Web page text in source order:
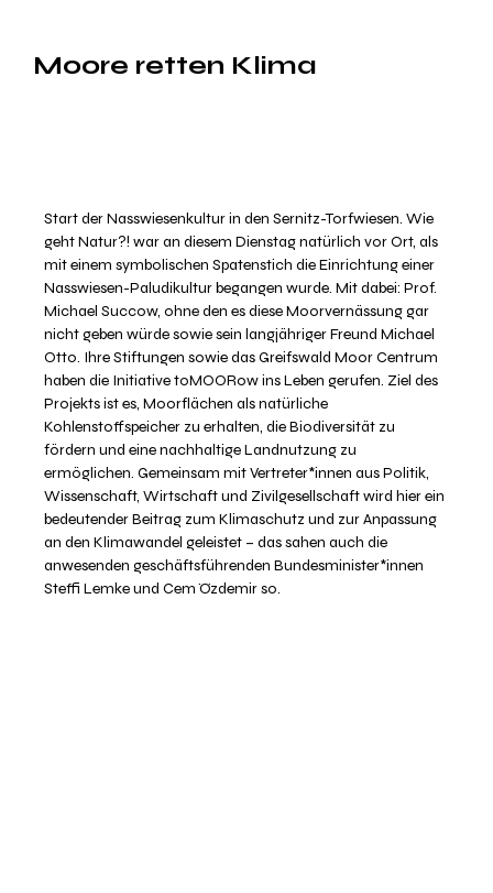
Moore retten Klima
Start der Nasswiesenkultur in den Sernitz-Torfwiesen. Wie
geht Natur?! war an diesem Dienstag natürlich vor Ort, als
mit einem symbolischen Spatenstich die Einrichtung einer
Nasswiesen-Paludikultur begangen wurde. Mit dabei: Prof.
Michael Succow, ohne den es diese Moorvernässung gar
nicht geben würde sowie sein langjähriger Freund Michael
Otto. Ihre Stiftungen sowie das Greifswald Moor Centrum
haben die Initiative toMOORow ins Leben gerufen. Ziel des
Projekts ist es, Moorflächen als natürliche
Kohlenstoffspeicher zu erhalten, die Biodiversität zu
fördern und eine nachhaltige Landnutzung zu
ermöglichen. Gemeinsam mit Vertreter*innen aus Politik,
Wissenschaft, Wirtschaft und Zivilgesellschaft wird hier ein
bedeutender Beitrag zum Klimaschutz und zur Anpassung
an den Klimawandel geleistet – das sahen auch die
anwesenden geschäftsführenden Bundesminister*innen
Steffi Lemke und Cem Özdemir so.